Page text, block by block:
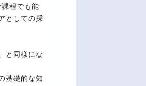
程でも能
としての採
と同様にな
基礎的な知